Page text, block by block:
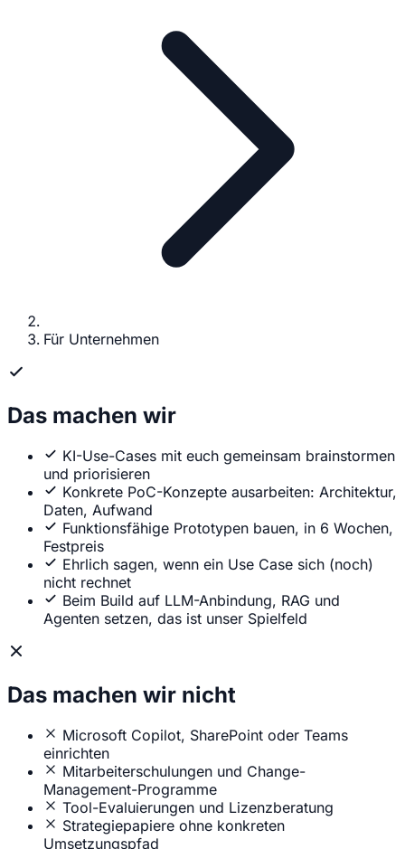
Für Unternehmen
Das machen wir
KI-Use-Cases mit euch gemeinsam brainstormen
und priorisieren
Konkrete PoC-Konzepte ausarbeiten: Architektur,
Daten, Aufwand
Funktionsfähige Prototypen bauen, in 6 Wochen,
Festpreis
Ehrlich sagen, wenn ein Use Case sich (noch)
nicht rechnet
Beim Build auf LLM-Anbindung, RAG und
Agenten setzen, das ist unser Spielfeld
Das machen wir nicht
Microsoft Copilot, SharePoint oder Teams
einrichten
Mitarbeiterschulungen und Change-
Management-Programme
Tool-Evaluierungen und Lizenzberatung
Strategiepapiere ohne konkreten
Umsetzungspfad